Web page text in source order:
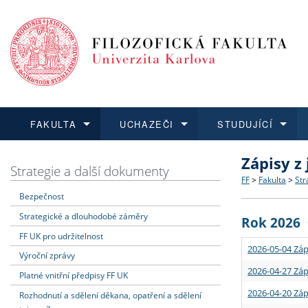
FAKULTA
Dozvědět se více
Struktura
Strategie
Podpora
UCHAZEČI
Podat přihlášku
Co
Učitelské
STUDUJÍCÍ
Dozvědět se více
Rigorózní
Dozvědět se více
O vědě a
Granty a
Dozvědět se více
Aktuální
Strategie a další dokumenty
Bezpečnost
Strategické a dlouhodobé záměry
FF UK pro udržitelnost
Výroční zprávy
Platné vnitřní předpisy FF UK
Rozhodnutí a sdělení děkana, opatření a sdělení
Zápisy
FF > Fakulta >
Rok 2026
2026-05-04
2026-04-27
2026-04-20